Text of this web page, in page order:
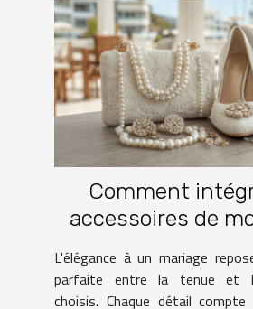
Comment
accessoires de
une tenue de
L'élégance à un mariage
parfaite entre la tenue et
choisis. Chaque détail